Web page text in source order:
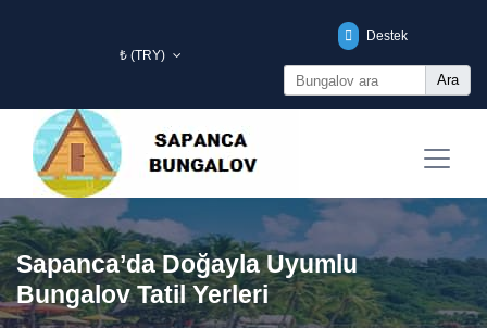
₺ (TRY)
Destek
Ara
Sapanca’da Doğayla Uyumlu
Bungalov Tatil Yerleri